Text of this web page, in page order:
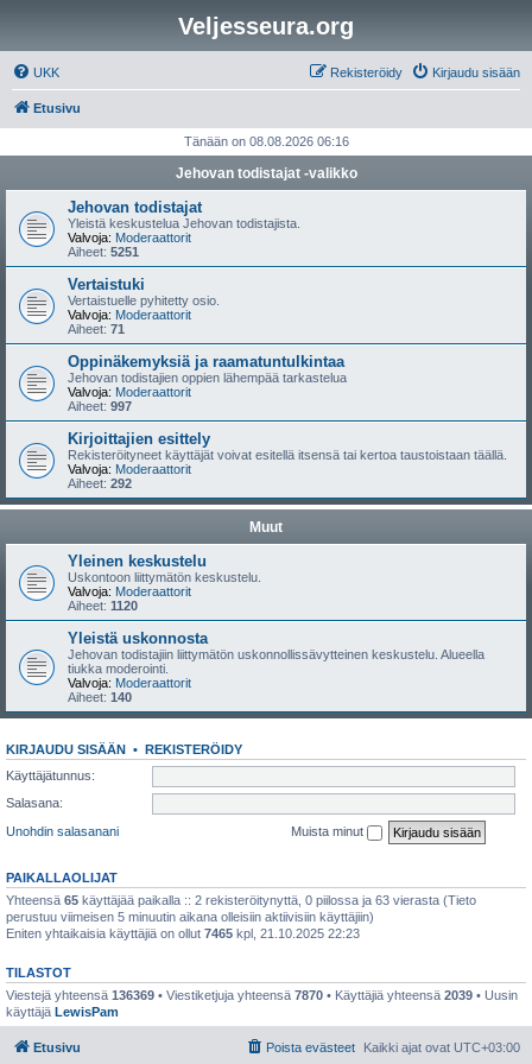
Veljesseura.org
UKK Kirjaudu sisään
Rekisteröidy
Etusivu
Tänään on 08.08.2026 06:16
Jehovan todistajat -valikko
Jehovan todistajat
Yleistä keskustelua Jehovan todistajista.
Valvoja: Moderaattorit
Aiheet: 5251
Vertaistuki
Vertaistuelle pyhitetty osio.
Valvoja: Moderaattorit
Aiheet: 71
Oppinäkemyksiä ja raamatuntulkintaa
Jehovan todistajien oppien lähempää tarkastelua
Valvoja: Moderaattorit
Aiheet: 997
Kirjoittajien esittely
Rekisteröityneet käyttäjät voivat esitellä itsensä tai kertoa taustoistaan täällä.
Valvoja: Moderaattorit
Aiheet: 292
Muut
Yleinen keskustelu
Uskontoon liittymätön keskustelu.
Valvoja: Moderaattorit
Aiheet: 1120
Yleistä uskonnosta
Jehovan todistajiin liittymätön uskonnollissävytteinen keskustelu. Alueella
tiukka moderointi.
Valvoja: Moderaattorit
Aiheet: 140
KIRJAUDU SISÄÄN • REKISTERÖIDY
Käyttäjätunnus:
Salasana:
Unohdin salasanani
Muista minut
PAIKALLAOLIJAT
Yhteensä 65 käyttäjää paikalla :: 2 rekisteröitynyttä, 0 piilossa ja 63 vierasta (Tieto
perustuu viimeisen 5 minuutin aikana olleisiin aktiivisiin käyttäjiin)
Eniten yhtaikaisia käyttäjiä on ollut 7465 kpl, 21.10.2025 22:23
TILASTOT
Viestejä yhteensä 136369 • Viestiketjuja yhteensä 7870 • Käyttäjiä yhteensä 2039 • Uusin
käyttäjä LewisPam
Etusivu Kaikki ajat ovat UTC+03:00
Poista evästeet